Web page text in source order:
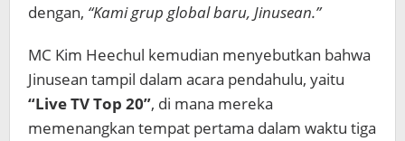
dengan, “Kami grup global baru, Jinusean.”
MC Kim Heechul kemudian menyebutkan bahwa
Jinusean tampil dalam acara pendahulu, yaitu
“Live TV Top 20”, di mana mereka
memenangkan tempat pertama dalam waktu tiga